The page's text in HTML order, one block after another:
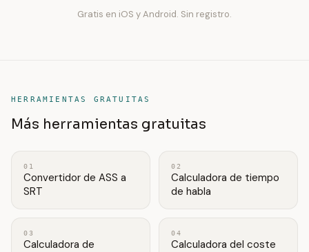
Gratis en iOS y Android. Sin registro.
HERRAMIENTAS GRATUITAS
Más herramientas gratuitas
01
Convertidor de ASS a
SRT
02
Calculadora de tiempo
de habla
03
Calculadora de
04
Calculadora del coste